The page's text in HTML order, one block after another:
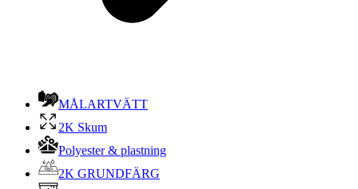
MÅLARTVÄTT
2K Skum
Polyester & plastning
2K GRUNDFÄRG